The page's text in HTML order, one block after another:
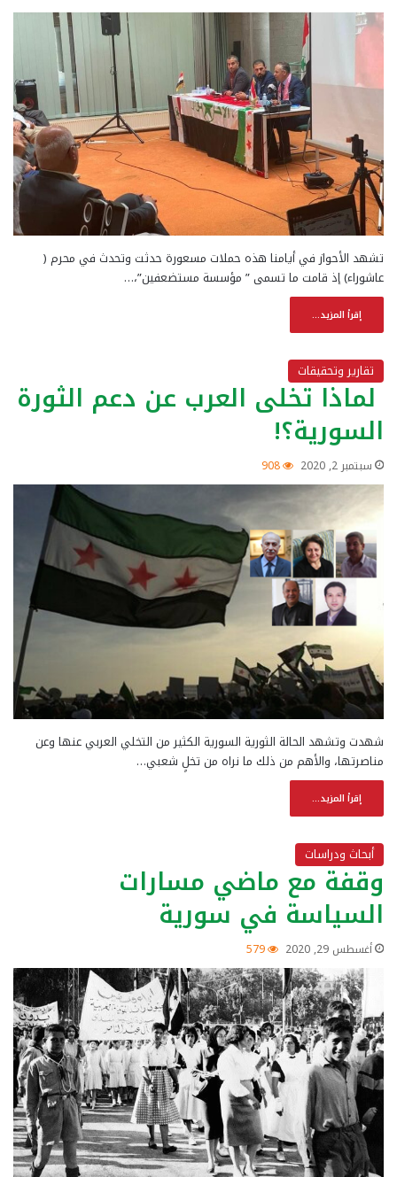
تشهد الأحواز في أيامنا هذه حملات مسعورة حدثت وتحدث في محرم (
عاشوراء) إذ قامت ما تسمى ” مؤسسة مستضعفين”،…
إقرأ المزيد...
تقارير وتحقيقات
لماذا تخلى العرب عن دعم الثورة
السورية؟!
سبتمبر 2, 2020 908
شهدت وتشهد الحالة الثورية السورية الكثير من التخلي العربي عنها وعن
مناصرتها، والأهم من ذلك ما نراه من تخلٍ شعبي…
إقرأ المزيد...
أبحاث ودراسات
وقفة مع ماضي مسارات
السياسة في سورية
أغسطس 29, 2020 579